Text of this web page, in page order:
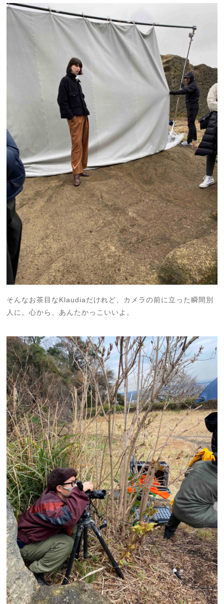
そんなお茶目なKlaudiaだけれど、カメラの前に立った瞬間別
人に。心から、あんたかっこいいよ。